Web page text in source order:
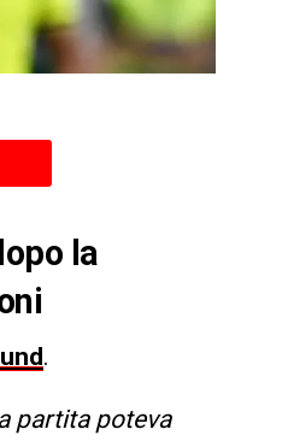
la
.
partita poteva